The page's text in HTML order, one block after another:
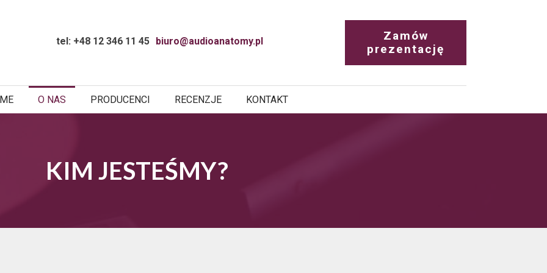
tel: +48 12 346 11 45 biuro@audioanatomy.pl
Zamów
prezentację
O NAS PRODUCENCI RECENZJE KONTAKT
KIM JESTEŚMY?